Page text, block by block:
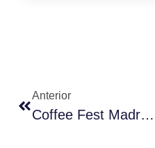
Anterior
Coffee Fest Madrid 2025: Un Acontecimiento Firme Que Promueve El Café De Calidad